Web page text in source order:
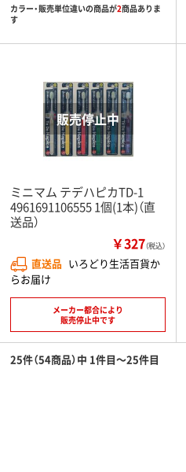
カラー・販売単位違いの商品が2商品ありま
す
ミニマム テデハピカTD-1
4961691106555 1個(1本)（直
送品）
￥327（税込）
直送品 いろどり生活百貨か
らお届け
メーカー都合により
販売停止中です
25件（54商品）中 1件目～25件目